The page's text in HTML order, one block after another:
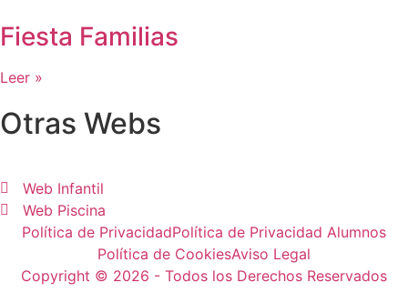
Fiesta Familias
Leer »
Otras Webs
Web Infantil
Web Piscina
Política de PrivacidadPolítica de Privacidad Alumnos
Política de CookiesAviso Legal
Copyright © 2026 - Todos los Derechos Reservados